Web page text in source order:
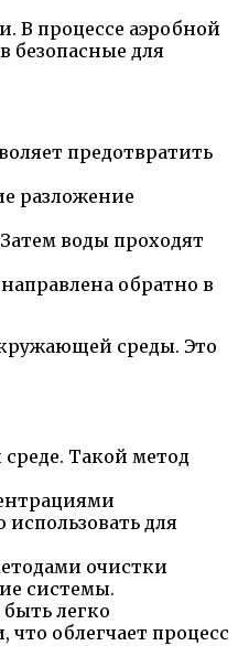
В процессе аэробной
безопасные для
предотвратить
разложение
воды проходят
обратно в
среды. Это
Такой метод
для
очистки
системы.
легко
облегчает процесс